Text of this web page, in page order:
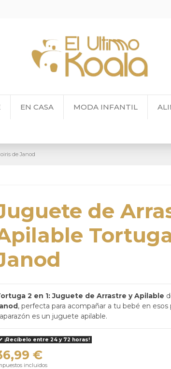
EN CASA MODA INFANTIL
de Janod
de
2 en 1: Juguete de Arrastre y Apilable
, perfecta para acompañar a tu bebé en esos
es un juguete apilable.
¡Recíbelo entre 24 y 72 horas!
€
incluidos